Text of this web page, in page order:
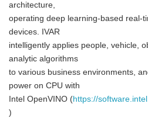
architecture,
operating deep learning-based real-
devices. IVAR
intelligently applies people, vehicle,
analytic algorithms
to various business environments,
power on CPU with
Intel OpenVINO (https://
)